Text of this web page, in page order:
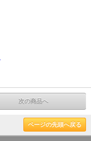
次の商品へ
ページの先頭へ戻る